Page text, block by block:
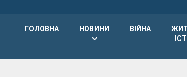
ГОЛОВНА НОВИНИ ВІЙНА